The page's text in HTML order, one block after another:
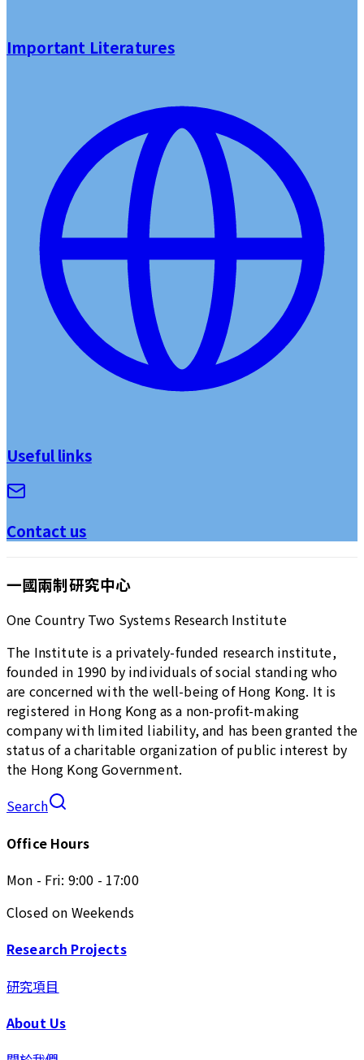
Important Literatures
Useful links
Contact us
一國兩制研究中心
One Country Two Systems Research Institute
The Institute is a privately-funded research institute,
founded in 1990 by individuals of social standing who
are concerned with the well-being of Hong Kong. It is
registered in Hong Kong as a non-profit-making
company with limited liability, and has been granted the
status of a charitable organization of public interest by
the Hong Kong Government.
Search
Office Hours
Mon - Fri: 9:00 - 17:00
Closed on Weekends
Research Projects
研究項目
About Us